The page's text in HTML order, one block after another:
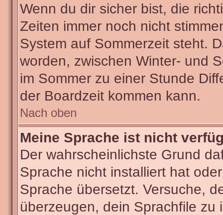
Wenn du dir sicher bist, die
Zeiten immer noch nicht
System auf Sommerzeit steht.
worden, zwischen Winter- und
im Sommer zu einer Stunde
der Boardzeit kommen kann.
Nach oben
Meine Sprache ist nicht
Der wahrscheinlichste Grund
Sprache nicht installiert hat
Sprache übersetzt. Versuche,
überzeugen, dein Sprachfile zu